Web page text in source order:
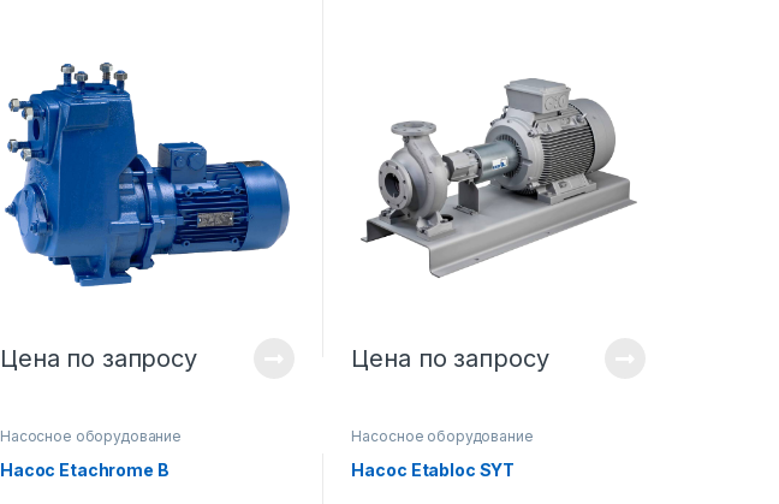
Цена по запросу Цена по запросу
Насосное оборудование
Насос Etachrome B
Насосное оборудование
Насос Etabloc SYT